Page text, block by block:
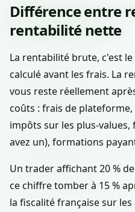
Différence entre
rentabilité nette
La rentabilité brute, c'est
calculé avant les frais. La
vous reste réellement
coûts : frais de
impôts sur les plus-values,
avez un), formations
Un trader affichant 20 %
ce chiffre tomber à 15 %
la fiscalité française sur